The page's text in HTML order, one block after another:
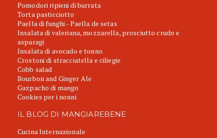
Pomodori ripieni di burrata
Torta pasticciotto
Paella di funghi - Paella de setas
Insalata di valeriana, mozzarella, prosciutto crudo e
asparagi
Insalata di avocado e tonno
Crostoni di stracciatella e ciliegie
Cobb salad
Bourbon and Ginger Ale
Gazpacho di mango
Cookies per i nonni
IL BLOG DI MANGIAREBENE
Cucina Internazionale